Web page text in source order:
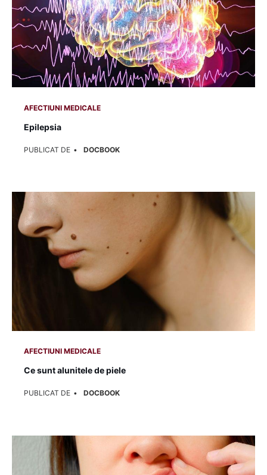
AFECTIUNI MEDICALE
Epilepsia
PUBLICAT DE DOCBOOK
AFECTIUNI MEDICALE
Ce sunt alunitele de piele
PUBLICAT DE DOCBOOK